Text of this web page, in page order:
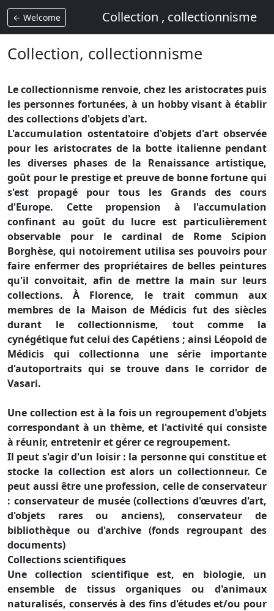
← Welcome Collection , collectionnisme
Collection, collectionnisme
Le collectionnisme renvoie, chez les aristocrates puis
les personnes fortunées, à un hobby visant à établir
des collections d'objets d'art.
L'accumulation ostentatoire d'objets d'art observée
pour les aristocrates de la botte italienne pendant
les diverses phases de la Renaissance artistique,
goût pour le prestige et preuve de bonne fortune qui
s'est propagé pour tous les Grands des cours
d'Europe. Cette propension à l'accumulation
confinant au goût du lucre est particulièrement
observable pour le cardinal de Rome Scipion
Borghèse, qui notoirement utilisa ses pouvoirs pour
faire enfermer des propriétaires de belles peintures
qu'il convoitait, afin de mettre la main sur leurs
collections. À Florence, le trait commun aux
membres de la Maison de Médicis fut des siècles
durant le collectionnisme, tout comme la
cynégétique fut celui des Capétiens ; ainsi Léopold de
Médicis qui collectionna une série importante
d'autoportraits qui se trouve dans le corridor de
Vasari.
Une collection est à la fois un regroupement d'objets
correspondant à un thème, et l'activité qui consiste
à réunir, entretenir et gérer ce regroupement.
Il peut s'agir d'un loisir : la personne qui constitue et
stocke la collection est alors un collectionneur. Ce
peut aussi être une profession, celle de conservateur
: conservateur de musée (collections d'œuvres d'art,
d'objets rares ou anciens), conservateur de
bibliothèque ou d'archive (fonds regroupant des
documents)
Collections scientifiques
Une collection scientifique est, en biologie, un
ensemble de tissus organiques ou d'animaux
naturalisés, conservés à des fins d'études et/ou pour